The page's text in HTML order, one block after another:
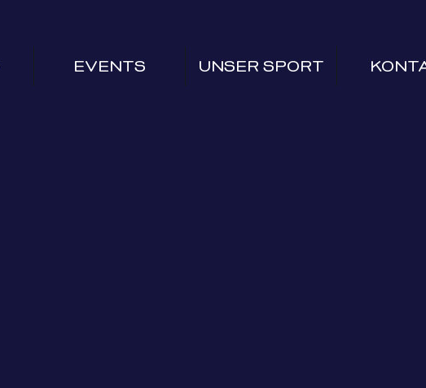
EVENTS UNSER SPORT